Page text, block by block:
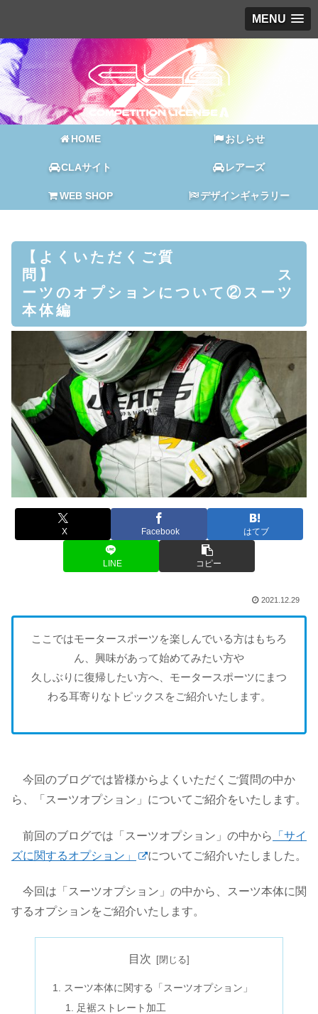
MENU
HOME おしらせ
CLAサイト レアーズ
WEB SHOP デザインギャラリー
【よくいただくご質
問】 ス
ーツのオプションについて②スーツ
本体編
X Facebook はてブ
LINE コピー
2021.12.29
ここではモータースポーツを楽しんでいる方はもちろ
ん、興味があって始めてみたい方や
久しぶりに復帰したい方へ、モータースポーツにまつ
わる耳寄りなトピックスをご紹介いたします。
今回のブログでは皆様からよくいただくご質問の中か
ら、「スーツオプション」についてご紹介をいたします。
前回のブログでは「スーツオプション」の中から
「サイ
ズに関するオプション」
についてご紹介いたしました。
今回は「スーツオプション」の中から、スーツ本体に関
するオプションをご紹介いたします。
目次
スーツ本体に関する「スーツオプション」
足裾ストレート加工